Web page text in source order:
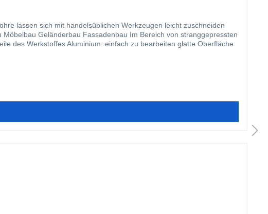
lassen sich mit handelsüblichen Werkzeugen leicht zuschneiden
zu bearbeiten glatte Oberfläche